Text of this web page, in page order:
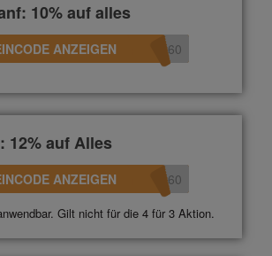
10% auf alles
ANZEIGEN 360
12% auf Alles
ANZEIGEN 360
Gilt nicht für die 4 für 3 Aktion.